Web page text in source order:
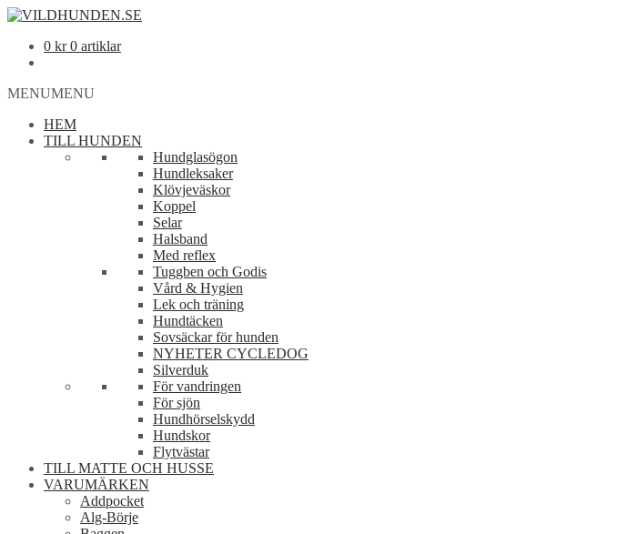
0 kr 0 artiklar
MENUMENU
HEM
TILL HUNDEN
Hundglasögon
Hundleksaker
Klövjeväskor
Koppel
Selar
Halsband
Med reflex
Tuggben och Godis
Vård & Hygien
Lek och träning
Hundtäcken
Sovsäckar för hunden
NYHETER CYCLEDOG
Silverduk
För vandringen
För sjön
Hundhörselskydd
Hundskor
Flytvästar
TILL MATTE OCH HUSSE
VARUMÄRKEN
Addpocket
Alg-Börje